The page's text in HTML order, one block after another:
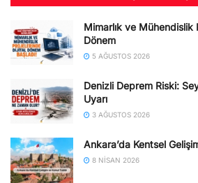
Mimarlık ve Mühendislik
Dönem
5 AĞUSTOS 2026
Denizli Deprem Riski:
Uyarı
3 AĞUSTOS 2026
Ankara’da Kentsel
8 NISAN 2026